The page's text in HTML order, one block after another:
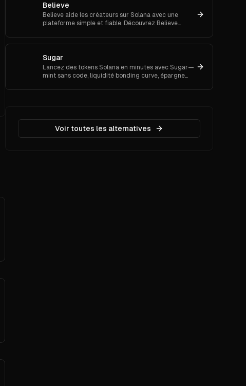
Believe
Believe aide les créateurs sur Solana avec une
plateforme simple et fiable. Découvrez Believe
communauté on-chain.
Sugar
Lancez des tokens Solana en minutes avec Sugar—
mint sans code, liquidité bonding curve, épargne
Essayez-le.
Voir toutes les alternatives